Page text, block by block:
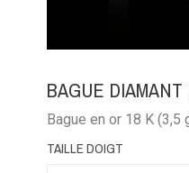
BAGUE
Bague en or 18 K (3,5
TAILLE DOIGT